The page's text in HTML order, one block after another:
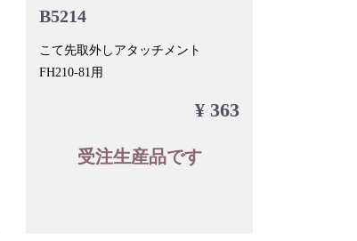
B5214
こて先取外しアタッチメント
FH210-81用
¥ 363
受注生産品です